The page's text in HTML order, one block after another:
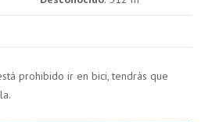
prohibido ir en bici, tendrás que